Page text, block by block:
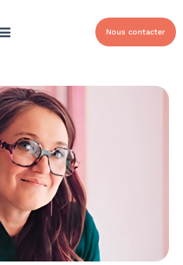
Nous contacter